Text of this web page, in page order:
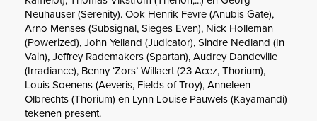
Neuhauser (Serenity). Ook Henrik Fevre (Anubis Gate),
Arno Menses (Subsignal, Sieges Even), Nick Holleman
(Powerized), John Yelland (Judicator), Sindre Nedland (In
Vain), Jeffrey Rademakers (Spartan), Audrey Dandeville
(Irradiance), Benny ‘Zors’ Willaert (23 Acez, Thorium),
Louis Soenens (Aeveris, Fields of Troy), Anneleen
Olbrechts (Thorium) en Lynn Louise Pauwels (Kayamandi)
tekenen present.